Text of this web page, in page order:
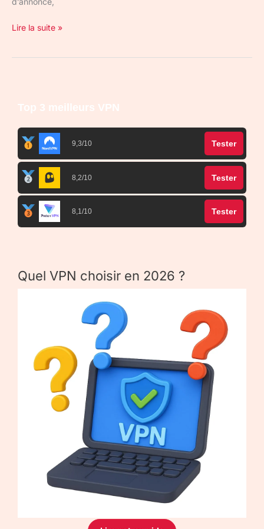
Lire la suite »
Top 3 meilleurs VPN
9,3/10 Tester
8,2/10 Tester
8,1/10 Tester
Quel VPN choisir en 2026 ?